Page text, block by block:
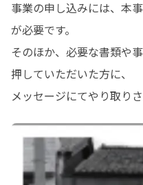
事業の申し込みには、本
が必要です。
そのほか、必要な書類や
押していただいた方に、
メッセージにてやり取り